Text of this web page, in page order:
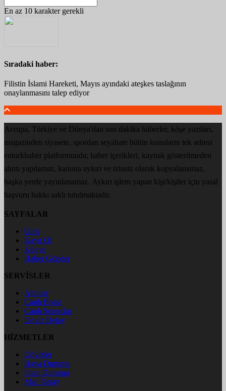
En az 10 karakter gerekli
Sıradaki haber:
Filistin İslami Hareketi, Mayıs ayındaki ateşkes taslağının
onaylanmasını talep ediyor
Avrupa, Türkiye ve Dünya'dan son dakika haberler, köşe yazıları,
magazinden siyasete, spordan seyahate bütün konuların tek adresi
euturkhaber platformunda; haber içerikleri, kaynak gösterilmeden
alıntı yapılamaz, kanuna aykırı ve izinsiz olarak kopyalanamaz,
başka yerde yayınlanamaz. Aykırı işlem yapan kişi/kişiler için yasal
başvuru hakkı saklı tutulmaktadır.
SAYFALAR
Giriş
Kayıt Ol
Künye
Haber Gönder
SERVİSLER
Altınlar
Canlı Borsa
Canlı Sonuçlar
Döviz Detay
HİZMETLER
Dövizler
Hava Durumu
Puan Durumu
Maç Detay